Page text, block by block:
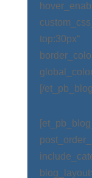
top:30px“
[/